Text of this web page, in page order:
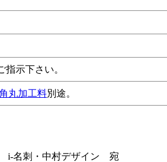
示下さい。
丸加工料別途。
i-名刺・中村デザイン 宛